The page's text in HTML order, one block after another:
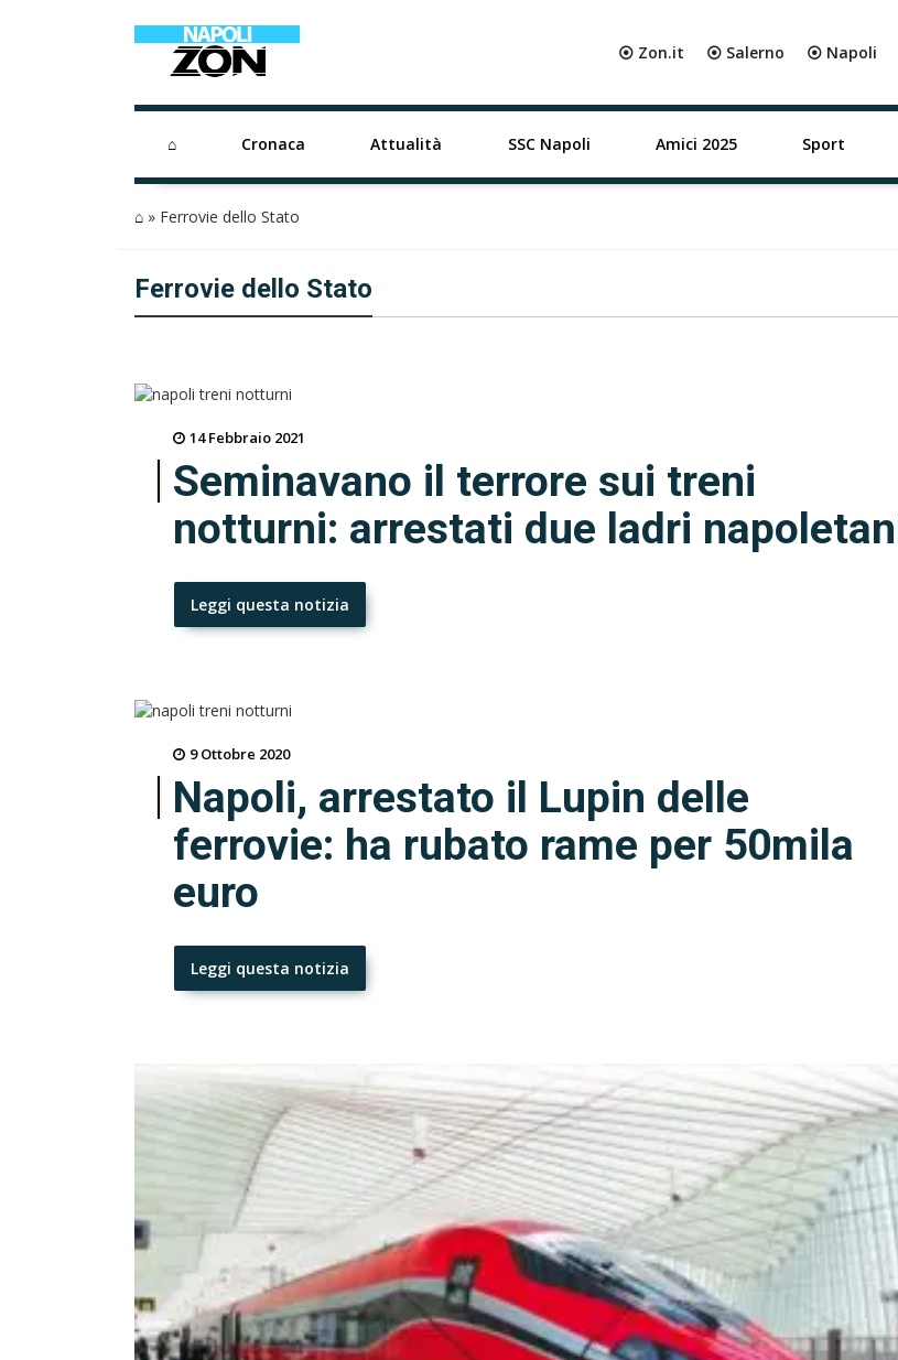
⦿ Zon.it ⦿ Salerno ⦿ Napoli
⌂ Cronaca Attualità SSC Napoli Amici 2025 Sport
⌂ » Ferrovie dello Stato
Ferrovie dello Stato
14 Febbraio 2021
Seminavano il terrore sui treni
notturni: arrestati due ladri
Leggi questa notizia
9 Ottobre 2020
Napoli, arrestato il Lupin delle
ferrovie: ha rubato rame per 50mila
euro
Leggi questa notizia